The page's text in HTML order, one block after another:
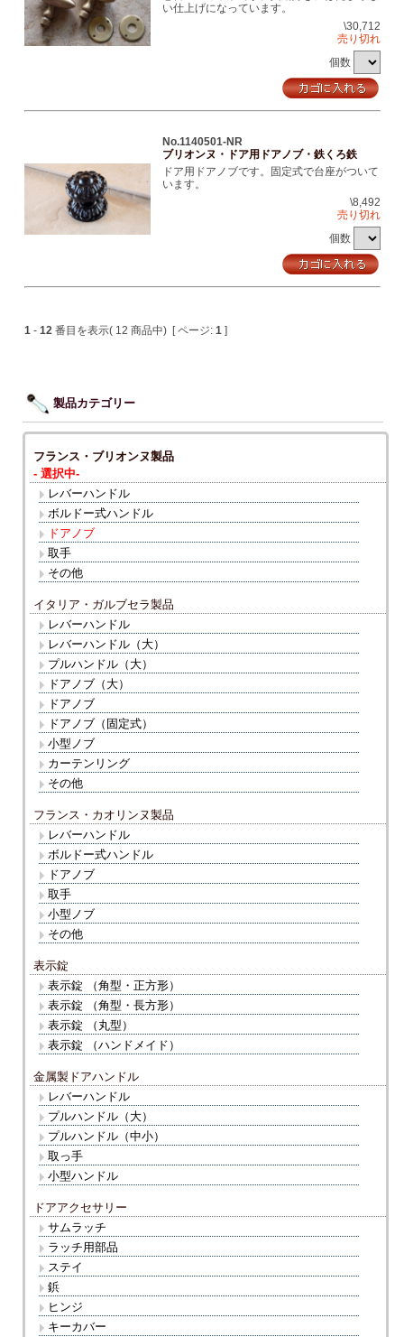
い仕上げになっています。
\30,712
売り切れ
個数
No.1140501-NR
ブリオンヌ・ドア用ドアノブ・鉄くろ鉄
ドア用ドアノブです。固定式で台座がついて
います。
\8,492
売り切れ
個数
1 -12番目を表示( 12 商品中) [ ページ:1 ]
製品カテゴリー
イタリア・ガルブセラ製品
レバーハンドル
レバーハンドル（大）
プルハンドル（大）
ドアノブ（大）
ドアノブ
ドアノブ（固定式）
小型ノブ
カーテンリング
その他
フランス・ブリオンヌ製品
- 選択中-
レバーハンドル
ボルドー式ハンドル
ドアノブ
取手
その他
フランス・カオリンヌ製品
レバーハンドル
ボルドー式ハンドル
ドアノブ
取手
小型ノブ
その他
表示錠
表示錠 （角型・正方形）
表示錠 （角型・長方形）
表示錠 （丸型）
表示錠 （ハンドメイド）
金属製ドアハンドル
レバーハンドル
プルハンドル（大）
プルハンドル（中小）
取っ手
小型ハンドル
ドアアクセサリー
サムラッチ
ラッチ用部品
ステイ
鋲
ヒンジ
キーカバー